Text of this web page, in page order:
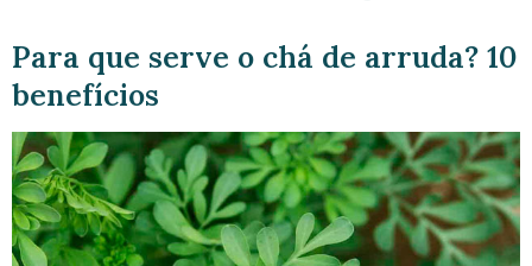
Para que serve o chá de arruda? 10
benefícios